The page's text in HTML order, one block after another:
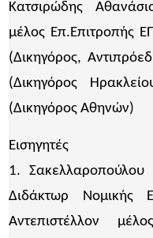
Κατσιρώδης
μέλος Επ.Επιτροπής
(Δικηγόρος,
(Δικηγόρος
(Δικηγόρος Αθηνών)
Εισηγητές
1. Σακελλαροπούλου
Διδάκτωρ Νομικής
Αντεπιστέλλον